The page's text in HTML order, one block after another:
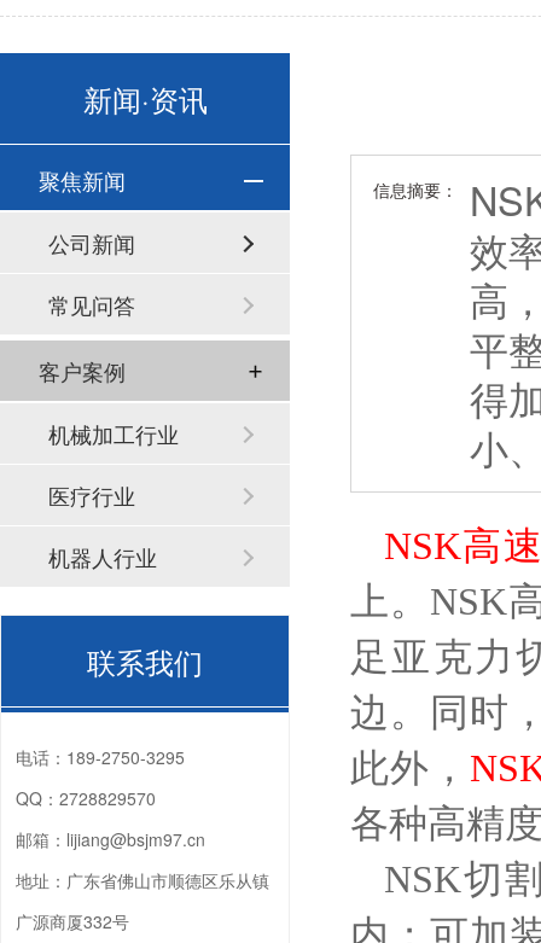
信息摘要：
效
高
平
得
小
NSK高
上。NSK
足亚克力
边。同时
此外，
各种高精
NSK切
新闻·资讯
聚焦新闻
公司新闻
常见问答
客户案例
机械加工行业
医疗行业
机器人行业
联系我们
电话： 189-2750-3295
QQ： 2728829570
邮箱： lijiang@bsjm97.cn
地址： 广东省佛山市顺德区乐从镇
广源商厦332号